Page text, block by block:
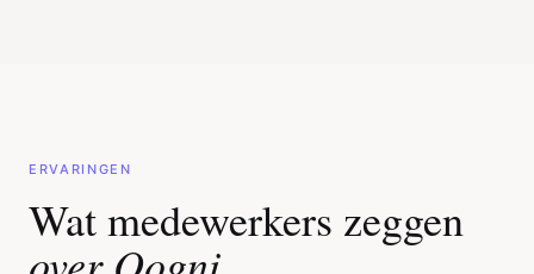
ERVARINGEN
Wat medewerkers zeggen